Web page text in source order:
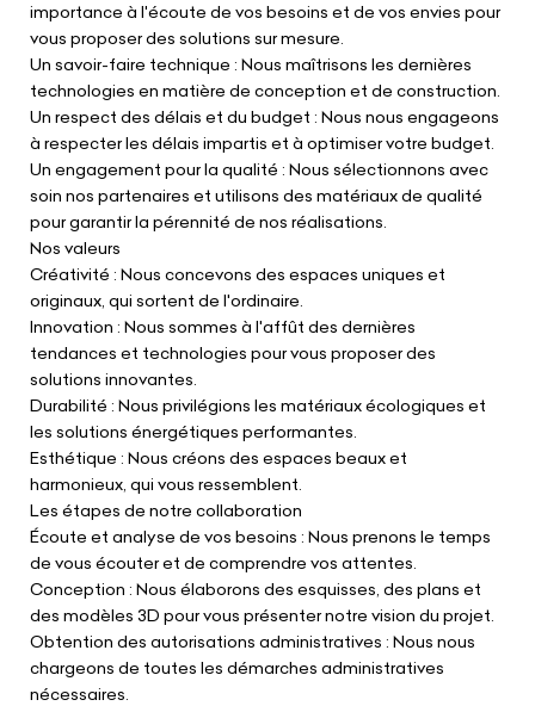
importance à l'écoute de vos besoins et de vos envies pour
vous proposer des solutions sur mesure.
Un savoir-faire technique : Nous maîtrisons les dernières
technologies en matière de conception et de construction.
Un respect des délais et du budget : Nous nous engageons
à respecter les délais impartis et à optimiser votre budget.
Un engagement pour la qualité : Nous sélectionnons avec
soin nos partenaires et utilisons des matériaux de qualité
pour garantir la pérennité de nos réalisations.
Nos valeurs
Créativité : Nous concevons des espaces uniques et
originaux, qui sortent de l'ordinaire.
Innovation : Nous sommes à l'affût des dernières
tendances et technologies pour vous proposer des
solutions innovantes.
Durabilité : Nous privilégions les matériaux écologiques et
les solutions énergétiques performantes.
Esthétique : Nous créons des espaces beaux et
harmonieux, qui vous ressemblent.
Les étapes de notre collaboration
Écoute et analyse de vos besoins : Nous prenons le temps
de vous écouter et de comprendre vos attentes.
Conception : Nous élaborons des esquisses, des plans et
des modèles 3D pour vous présenter notre vision du projet.
Obtention des autorisations administratives : Nous nous
chargeons de toutes les démarches administratives
nécessaires.